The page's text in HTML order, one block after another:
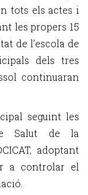
tots els actes i
les propers 15
de l’escola de
dels tres
continuaran
seguint les
Salut de la
adoptant
a controlar el